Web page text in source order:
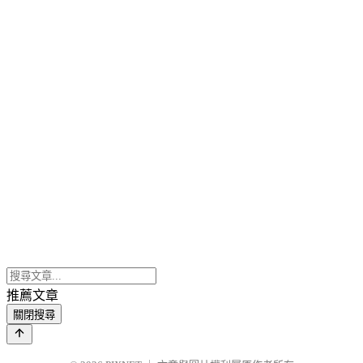
推薦文章
關閉搜尋